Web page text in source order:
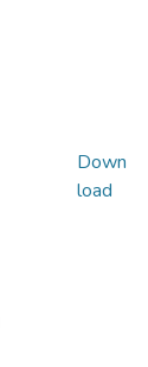
Down
load